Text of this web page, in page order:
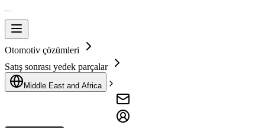
Otomotiv çözümleri
Satış sonrası yedek parçalar
Middle East and Africa